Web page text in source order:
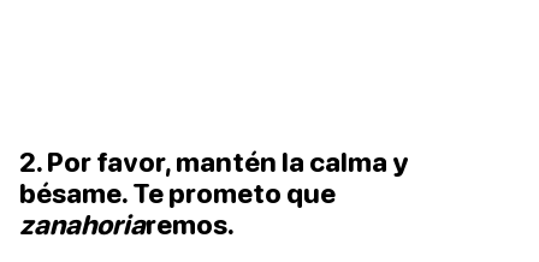
2. Por favor, mantén la calma y
bésame. Te prometo que
zanahoriaremos.